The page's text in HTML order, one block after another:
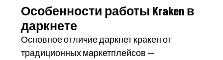
Особенности работы Kraken в
даркнете
Основное отличие даркнет кракен от
традиционных маркетплейсов —